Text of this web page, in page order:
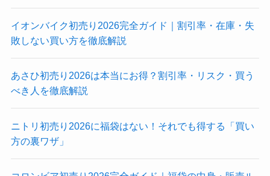
イオンバイク初売り2026完全ガイド｜割引率・在庫・失
敗しない買い方を徹底解説
あさひ初売り2026は本当にお得？割引率・リスク・買う
べき人を徹底解説
ニトリ初売り2026に福袋はない！それでも得する「買い
方の裏ワザ」